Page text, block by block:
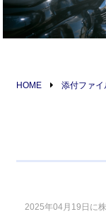
HOME 添付ファイ
2025年04月19日に